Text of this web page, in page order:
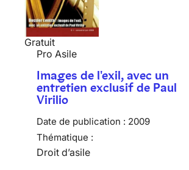
Gratuit
Pro Asile
Images de l'exil, avec un
entretien exclusif de Paul
Virilio
Date de publication : 2009
Thématique :
Droit d’asile